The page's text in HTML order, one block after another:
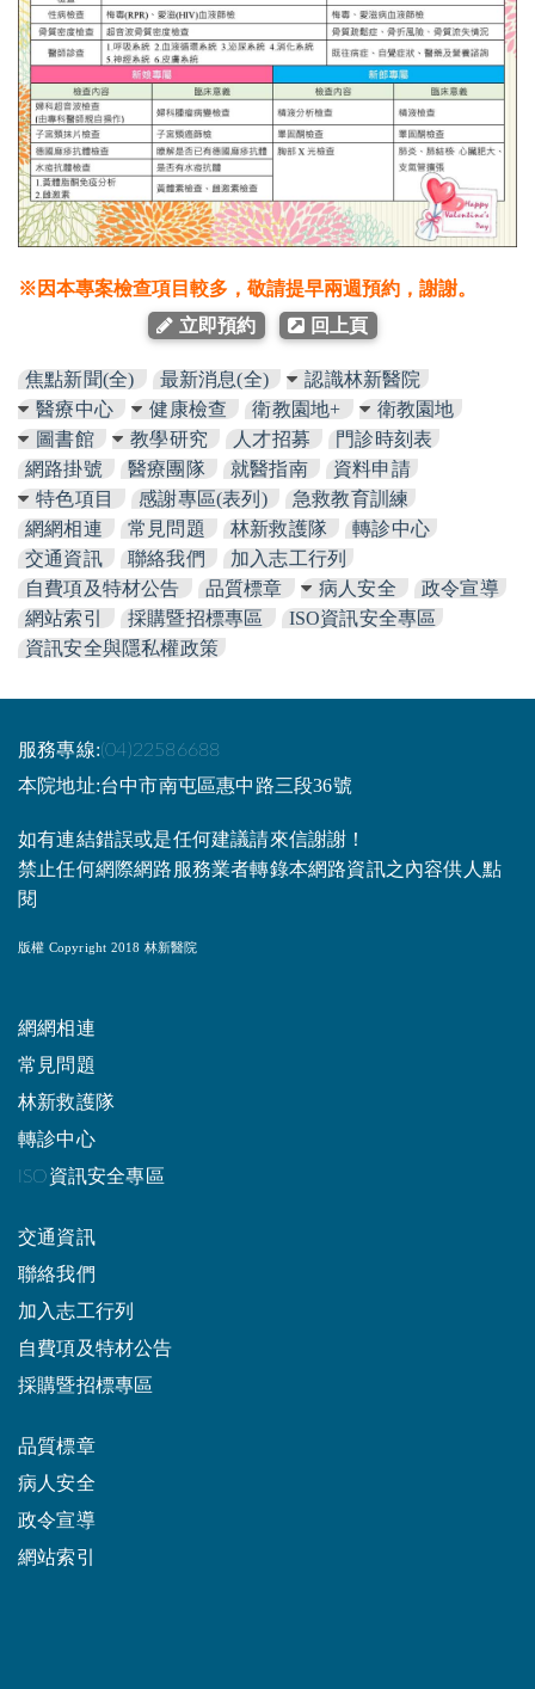
※因本專案檢查項目較多，敬請提早兩週預約，謝謝。
立即預約
回上頁
焦點新聞(全) 最新消息(全)
認識林新醫院
醫療中心
健康檢查 衛教園地+
衛教園地
圖書館
教學研究 人才招募
門診時刻表
網路掛號
醫療團隊 就醫指南
資料申請
特色項目
感謝專區(表列)
急救教育訓練
網網相連
常見問題 林新救護隊
轉診中心
交通資訊
聯絡我們
加入志工行列
自費項及特材公告
品質標章 病人安全
政令宣導
網站索引
採購暨招標專區
ISO資訊安全專區
資訊安全與隱私權政策
服務專線:(04)22586688
本院地址:台中市南屯區惠中路三段36號
如有連結錯誤或是任何建議請來信謝謝！
禁止任何網際網路服務業者轉錄本網路資訊之內容供人點
閱
版權 Copyright 2018 林新醫院
網網相連
常見問題
林新救護隊
轉診中心
ISO資訊安全專區
交通資訊
聯絡我們
加入志工行列
自費項及特材公告
採購暨招標專區
品質標章
病人安全
政令宣導
網站索引